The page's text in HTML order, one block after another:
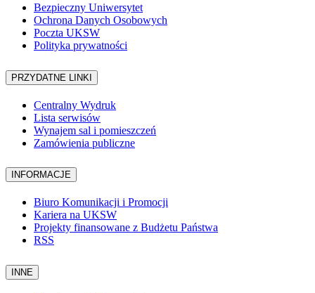
Bezpieczny Uniwersytet
Ochrona Danych Osobowych
Poczta UKSW
Polityka prywatności
PRZYDATNE LINKI
Centralny Wydruk
Lista serwisów
Wynajem sal i pomieszczeń
Zamówienia publiczne
INFORMACJE
Biuro Komunikacji i Promocji
Kariera na UKSW
Projekty finansowane z Budżetu Państwa
RSS
INNE